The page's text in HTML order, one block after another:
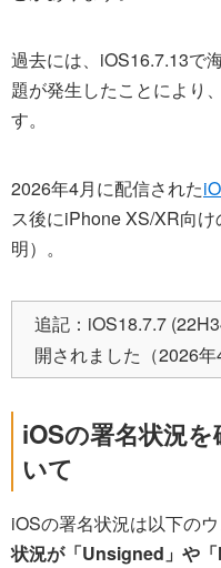
過去には、iOS16.7.13で
題が発生したことにより、
す。
2026年4月に配信された
ス後にiPhone XS/XR向
明）。
追記：iOS18.7.7
開されました（2026年
iOSの署名状況
いて
iOSの署名状況は以下の
状況が「Unsigned」や